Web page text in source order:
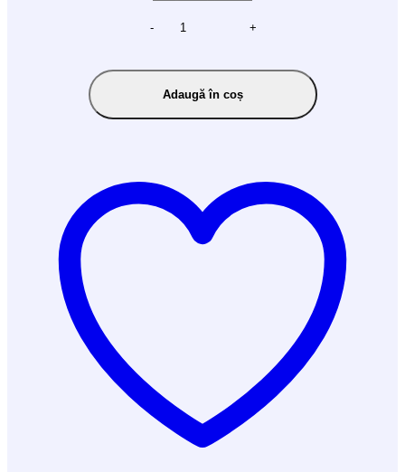
- +
Adaugă în coș